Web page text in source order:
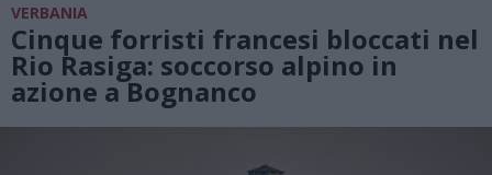
VERBANIA
Cinque forristi francesi bloccati nel
Rio Rasiga: soccorso alpino in
azione a Bognanco